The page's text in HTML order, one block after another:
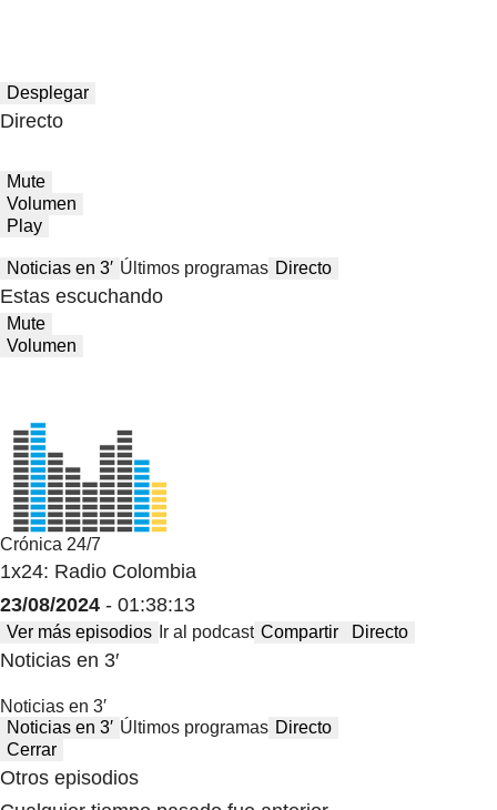
Desplegar
Directo
Mute
Volumen
Play
Noticias en 3′ Últimos programas Directo
Estas escuchando
Mute
Volumen
Crónica 24/7
1x24: Radio Colombia
23/08/2024 - 01:38:13
Ver más episodios Ir al podcast Compartir Directo
Noticias en 3′
Noticias en 3′
Noticias en 3′ Últimos programas Directo
Cerrar
Otros episodios